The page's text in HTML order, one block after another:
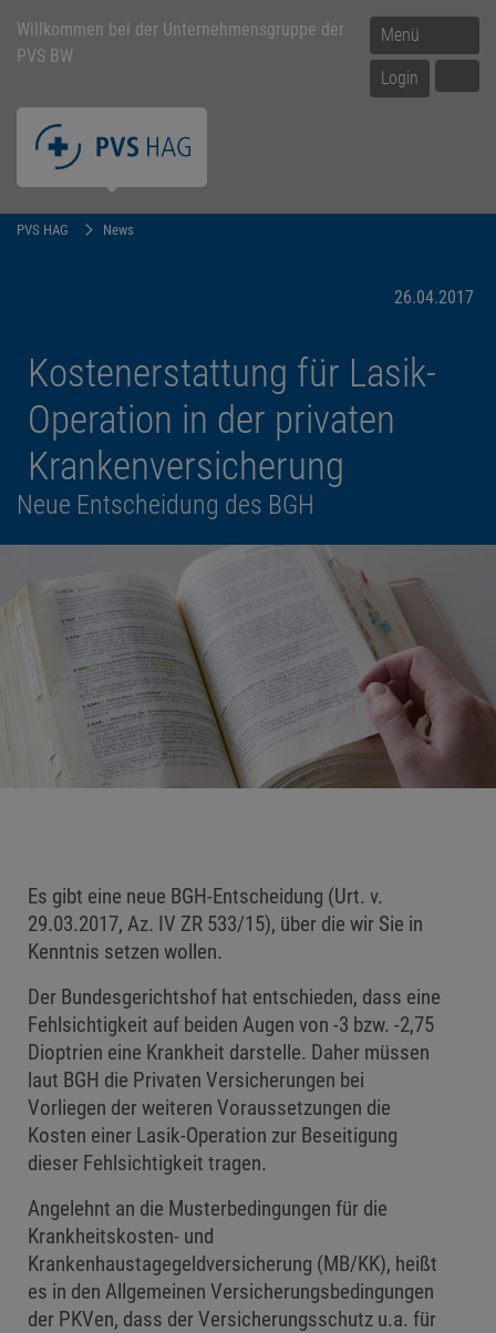
Menü
Login
Willkommen bei der Unternehmensgruppe der
PVS BW
PVS HAG News
26.04.2017
Kostenerstattung für Lasik-
Operation in der privaten
Krankenversicherung
Neue Entscheidung des BGH
Es gibt eine neue BGH-Entscheidung (Urt. v.
29.03.2017, Az. IV ZR 533/15), über die wir Sie in
Kenntnis setzen wollen.
Der Bundesgerichtshof hat entschieden, dass eine
Fehlsichtigkeit auf beiden Augen von -3 bzw. -2,75
Dioptrien eine Krankheit darstelle. Daher müssen
laut BGH die Privaten Versicherungen bei
Vorliegen der weiteren Voraussetzungen die
Kosten einer Lasik-Operation zur Beseitigung
dieser Fehlsichtigkeit tragen.
Angelehnt an die Musterbedingungen für die
Krankheitskosten- und
Krankenhaustagegeldversicherung (MB/KK), heißt
es in den Allgemeinen Versicherungsbedingungen
der PKVen, dass der Versicherungsschutz u.a. für